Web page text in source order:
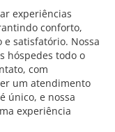
experiências
conforto,
satisfatório. Nossa
hóspedes todo o
com
um atendimento
único, e nossa
experiência